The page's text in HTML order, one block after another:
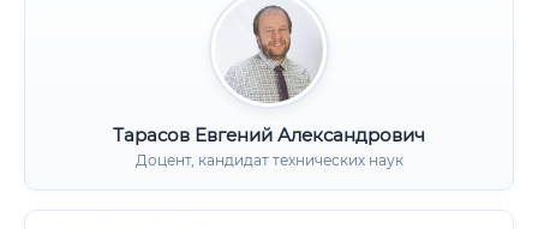
Тарасов Евгений Александрович
Доцент, кандидат технических наук